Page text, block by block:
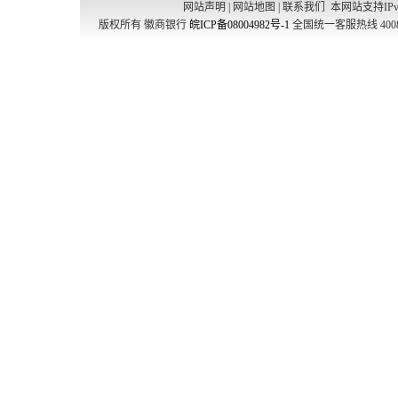
网站声明 网站地图 联系我们
本网站支持
版权所有 徽商银行 皖ICP备08004982号-1 全国统一客服热线